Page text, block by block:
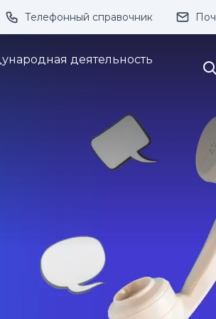
Телефонный справочник
деятельность